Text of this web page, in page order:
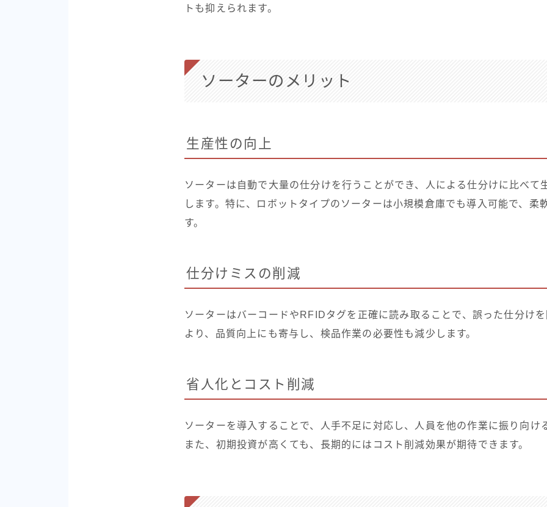
トも抑えられます。
ソーターのメリット
生産性の向上
ソーターは自動で大量の仕分けを行うことができ、人による仕分けに比べて
します。特に、ロボットタイプのソーターは小規模倉庫でも導入可能で、柔
す。
仕分けミスの削減
ソーターはバーコードやRFIDタグを正確に読み取ることで、誤った仕分け
より、品質向上にも寄与し、検品作業の必要性も減少します。
省人化とコスト削減
ソーターを導入することで、人手不足に対応し、人員を他の作業に振り向け
また、初期投資が高くても、長期的にはコスト削減効果が期待できます。